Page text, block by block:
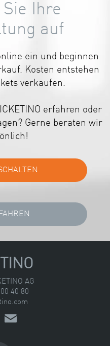
Ihre
auf
ein und beginnen
Kosten entstehen
verkaufen.
erfahren oder
Gerne beraten wir
AG
40 80